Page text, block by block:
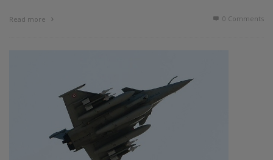
Read more 0 Comments